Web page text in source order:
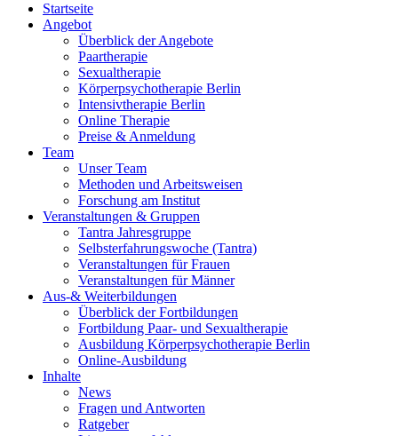
Startseite
Angebot
Überblick der Angebote
Paartherapie
Sexualtherapie
Körperpsychotherapie Berlin
Intensivtherapie Berlin
Online Therapie
Preise & Anmeldung
Team
Unser Team
Methoden und Arbeitsweisen
Forschung am Institut
Veranstaltungen & Gruppen
Tantra Jahresgruppe
Selbsterfahrungswoche (Tantra)
Veranstaltungen für Frauen
Veranstaltungen für Männer
Aus-& Weiterbildungen
Überblick der Fortbildungen
Fortbildung Paar- und Sexualtherapie
Ausbildung Körperpsychotherapie Berlin
Online-Ausbildung
Inhalte
News
Fragen und Antworten
Ratgeber